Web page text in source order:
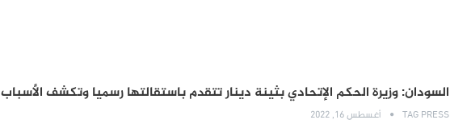
السودان: وزيرة الحكم الإتحادي بثينة دينار تتقدم باستقالتها رسميا وتكشف الأسباب
TAG PRESS أغسطس 16, 2022